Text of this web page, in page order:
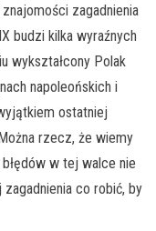
zagadnienia
budzi kilka wyraźnych
wykształcony Polak
napoleońskich i
ostatniej
rzecz, że wiemy
w tej walce nie
zagadnienia co robić, by